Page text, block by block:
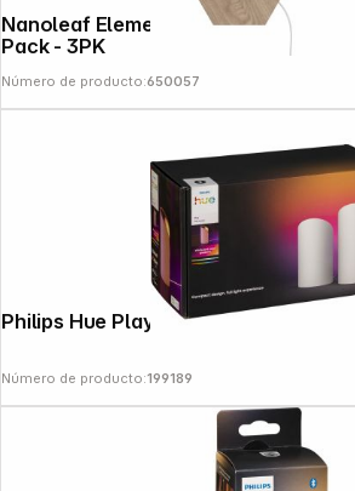
Nanoleaf Elements Wood Look Hexagons Expansion
Pack - 3PK
Número de producto:650057
Philips Hue Play
Número de producto:199189